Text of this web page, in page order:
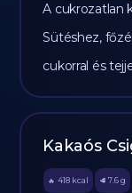
A cukrozatlan
Sütéshez,
cukorral és
Kakaós
🔥 418 kcal 🥩 7.6 g